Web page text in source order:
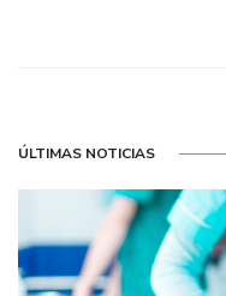
ÚLTIMAS NOTICIAS